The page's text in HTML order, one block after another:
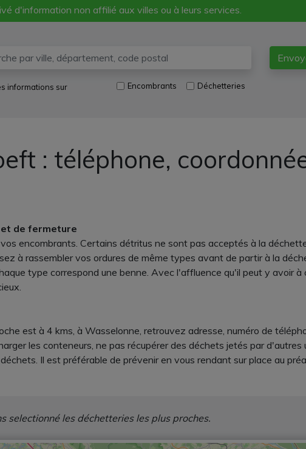
d'information non affilié aux villes ou à leurs services.
informations sur Encombrants Déchetteries
: téléphone,
de fermeture
encombrants. Certains détritus ne sont pas acceptés à la
à rassembler vos ordures de même types avant de partir à la
type correspond une benne. Avec l'affluence qu'il peut y avoir à
est à 4 kms, à Wasselonne, retrouvez adresse, numéro de
les conteneurs, ne pas récupérer des déchets jetés par d'autres
Il est préférable de prévenir en vous rendant sur place au
selectionné les déchetteries les plus proches.